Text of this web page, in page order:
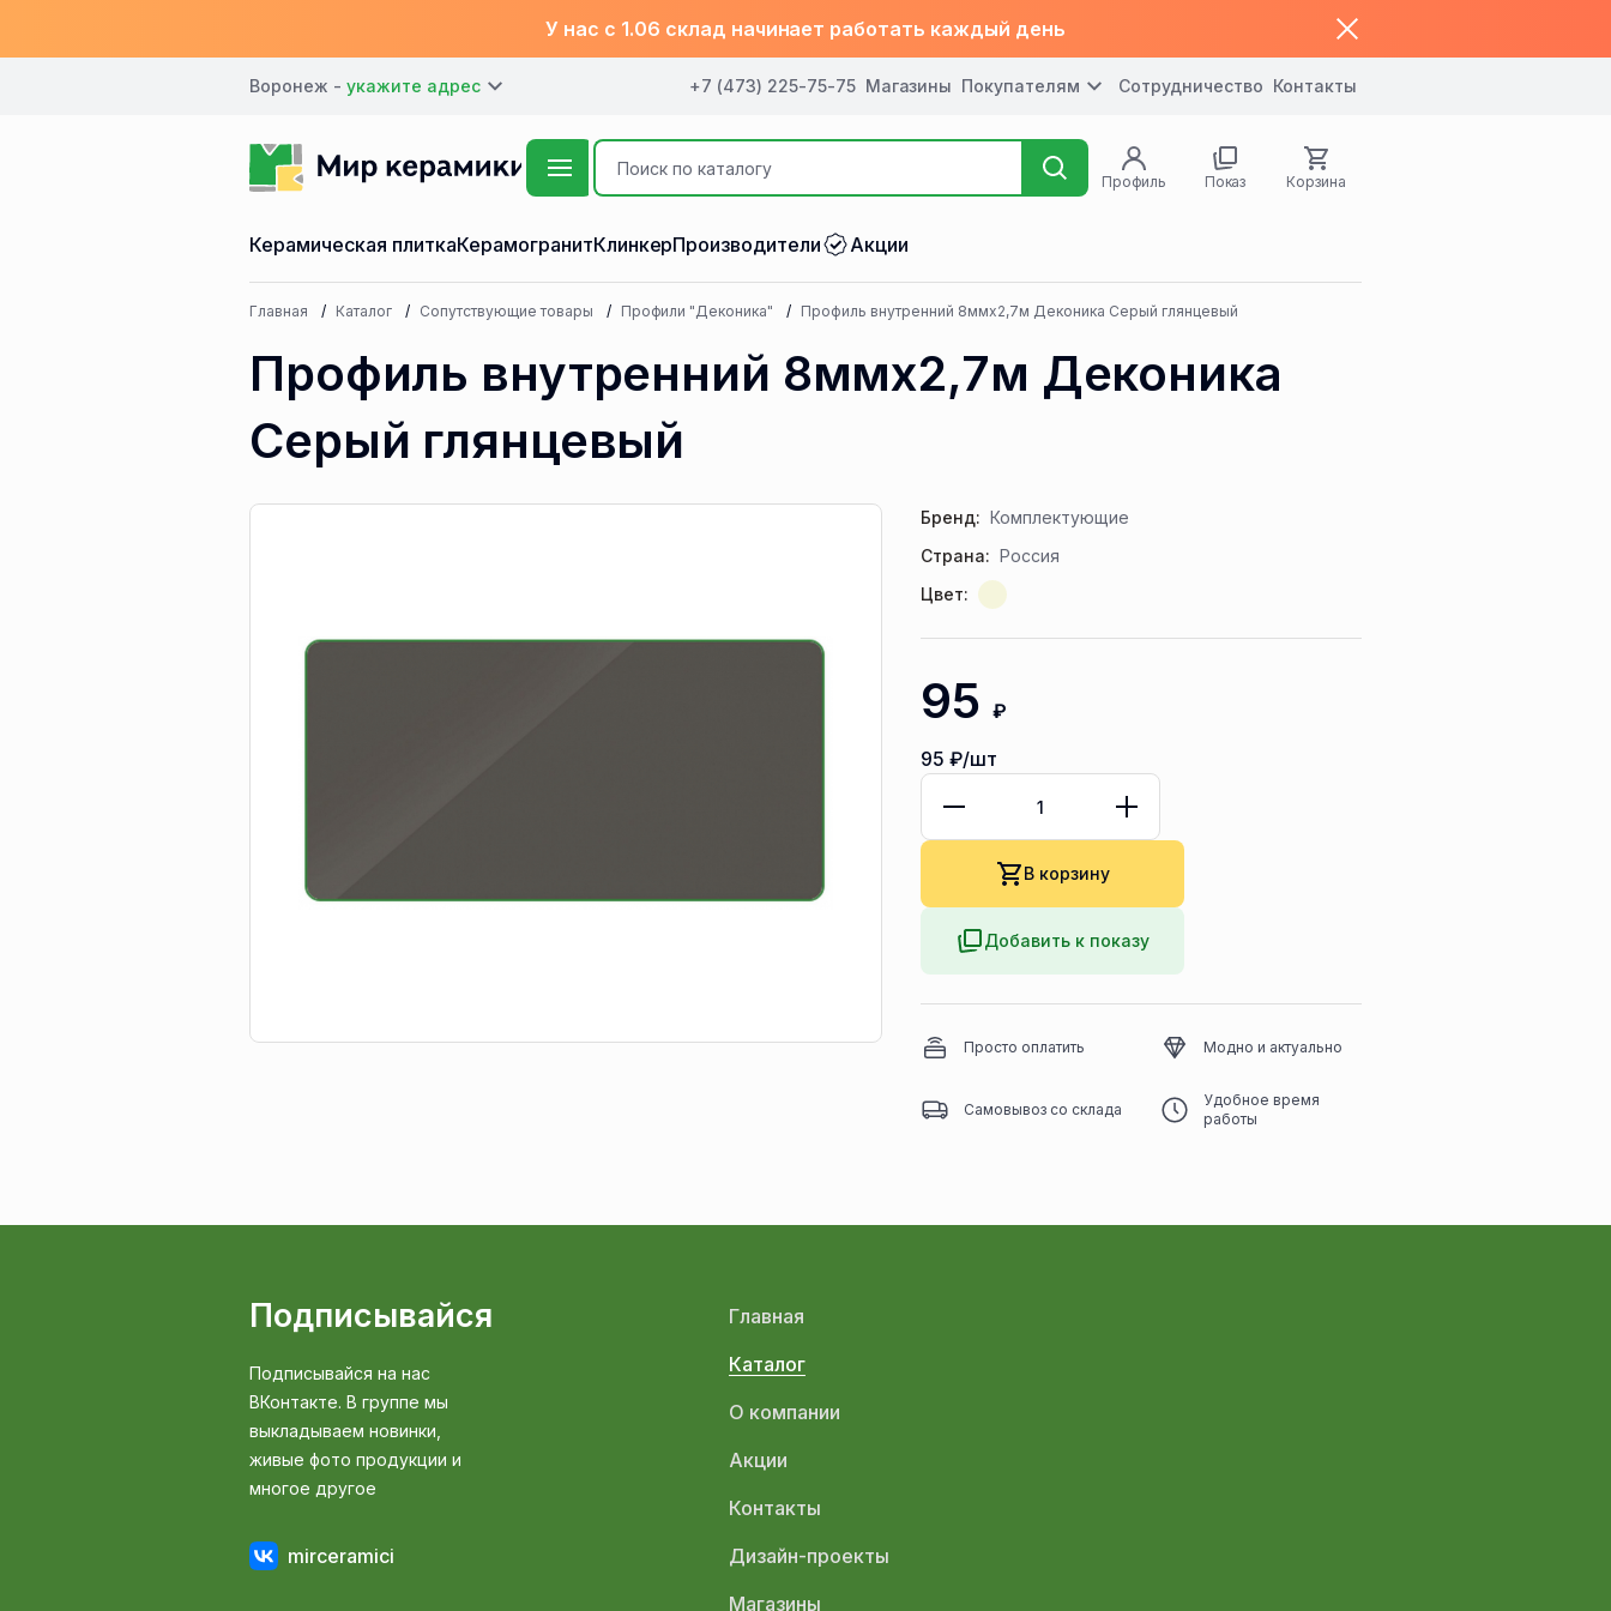
У нас с 1.06 склад начинает работать каждый день
Воронеж - +7 (473) 225-75-75 Магазины Покупателям Сотрудничество Контакты
Профиль Показ Корзина
Керамическая плиткаКерамогранитКлинкерПроизводители Акции
Главная Каталог Сопутствующие товары Профили "Деконика" Профиль внутренний 8ммх2,7м Деконика Серый глянцевый
Профиль внутренний 8ммх2,7м Деконика
Серый глянцевый
Бренд: Комплектующие
Страна: Россия
Цвет:
95 ₽
95 ₽/шт
В корзину
Добавить к показу
Просто оплатить Модно и актуально
Самовывоз со склада
Удобное время
работы
Подписывайся
Подписывайся на нас
ВКонтакте. В группе мы
выкладываем новинки,
живые фото продукции и
многое другое
mirceramici
Главная
Каталог
О компании
Акции
Контакты
Дизайн-проекты
Магазины